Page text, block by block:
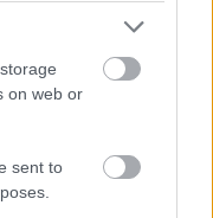
on web or
sent to
méltatlankodik a
manővert hajtott